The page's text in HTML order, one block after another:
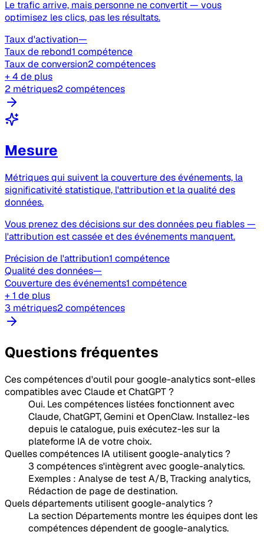
Le trafic arrive, mais personne ne convertit — vous
optimisez les clics, pas les résultats.
Taux d'activation—
Taux de rebond1 compétence
Taux de conversion2 compétences
+ 4 de plus
2 métriques2 compétences
Mesure
Métriques qui suivent la couverture des événements, la
significativité statistique, l'attribution et la qualité des
données.
Vous prenez des décisions sur des données peu fiables —
l'attribution est cassée et des événements manquent.
Précision de l'attribution1 compétence
Qualité des données—
Couverture des événements1 compétence
+ 1 de plus
3 métriques2 compétences
Questions fréquentes
Ces compétences d'outil pour google-analytics sont-elles
compatibles avec Claude et ChatGPT ?
Oui. Les compétences listées fonctionnent avec
Claude, ChatGPT, Gemini et OpenClaw. Installez-les
depuis le catalogue, puis exécutez-les sur la
plateforme IA de votre choix.
Quelles compétences IA utilisent google-analytics ?
3 compétences s'intègrent avec google-analytics.
Exemples : Analyse de test A/B, Tracking analytics,
Rédaction de page de destination.
Quels départements utilisent google-analytics ?
La section Départements montre les équipes dont les
compétences dépendent de google-analytics.